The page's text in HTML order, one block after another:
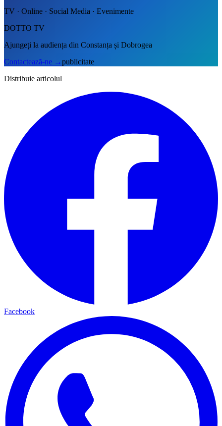
TV · Online · Social Media · Evenimente
DOTTO TV
Ajungeți la audiența din Constanța și Dobrogea
Contactează-ne →publicitate
Distribuie articolul
Facebook